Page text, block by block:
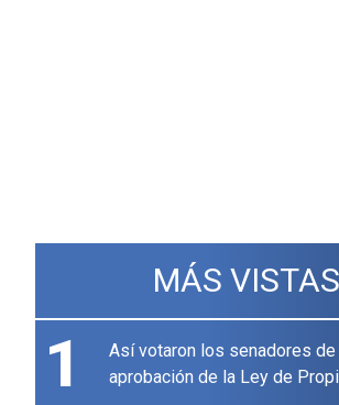
MÁS VISTAS
1
Así votaron los senadores de
aprobación de la Ley de